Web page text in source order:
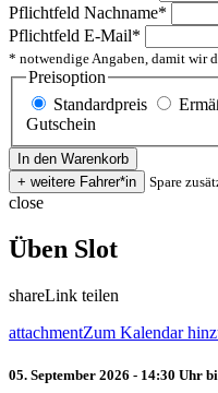
Pflichtfeld Nachname*
Pflichtfeld E-Mail*
* notwendige Angaben, damit wir
Preisoption
Standardpreis
Gutschein
Spare
close
Üben Slot
shareLink teilen
attachmentZum Kalendar
05. September 2026 - 14:30 Uhr